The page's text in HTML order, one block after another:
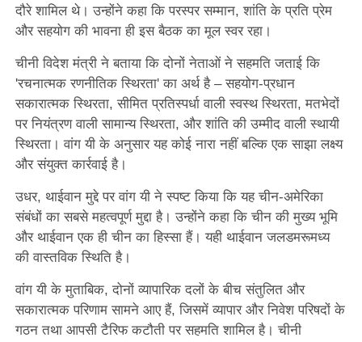
दौरे शामिल थे। उन्होंने कहा कि परस्पर सम्मान, शांति के प्रति प्रेम
और सहयोग की भावना ही इस बैठक का मूल स्वर रहा।
चीनी विदेश मंत्री ने बताया कि दोनों नेताओं ने सहमति जताई कि
'रचनात्मक रणनीतिक स्थिरता' का अर्थ है – सहयोग-प्रधान
सकारात्मक स्थिरता, सीमित प्रतिस्पर्धा वाली स्वस्थ स्थिरता, मतभेदों
पर नियंत्रण वाली सामान्य स्थिरता, और शांति की उम्मीद वाली स्थायी
स्थिरता। वांग यी के अनुसार यह कोई नारा नहीं बल्कि एक साझा लक्ष्य
और संयुक्त कार्रवाई है।
उधर, थाईवान मुद्दे पर वांग यी ने स्पष्ट किया कि यह चीन-अमेरिका
संबंधों का सबसे महत्वपूर्ण मुद्दा है। उन्होंने कहा कि चीन की मुख्य भूमि
और थाईवान एक ही चीन का हिस्सा हैं। यही थाईवान जलडमरूमध्य
की वास्तविक स्थिति है।
वांग यी के मुताबिक, दोनों व्यापारिक दलों के बीच संतुलित और
सकारात्मक परिणाम सामने आए हैं, जिसमें व्यापार और निवेश परिषदों के
गठन तथा आपसी टैरिफ कटौती पर सहमति शामिल है। चीनी